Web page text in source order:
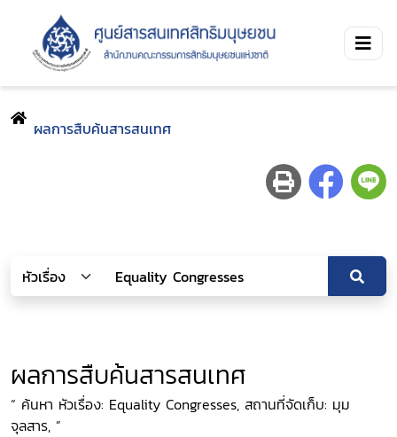
ผลการสืบค้นสารสนเทศ
ผลการสืบค้นสารสนเทศ
“ ค้นหา หัวเรื่อง: Equality Congresses, สถานที่จัดเก็บ: มุม
จุลสาร, ”